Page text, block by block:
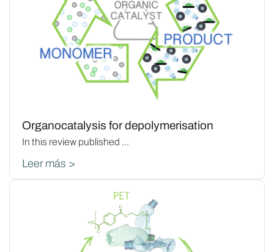
Organocatalysis for depolymerisation
In this review published ...
Leer más >